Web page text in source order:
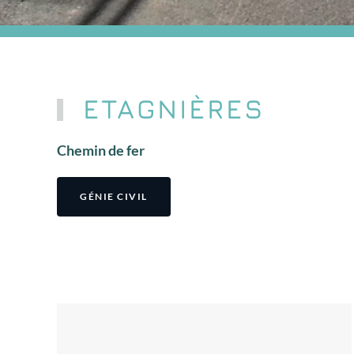
ETAGNIÈRES
Chemin de fer
GÉNIE CIVIL